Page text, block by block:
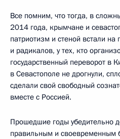
Все помним, что тогда, в
2014 года, крымчане и
патриотизм и стеной встали на
и радикалов, у тех, кто
государственный переворот в
в Севастополе не дрогнули,
сделали свой свободный
вместе с Россией.
Прошедшие годы убедительно
правильным и своевременным